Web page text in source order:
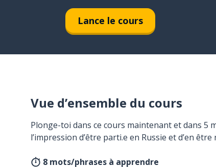
Lance le cours
Vue d’ensemble du cours
Plonge-toi dans ce cours maintenant et dans 5
l’impression d’être parti.e en Russie et d’en être
8 mots/phrases à apprendre